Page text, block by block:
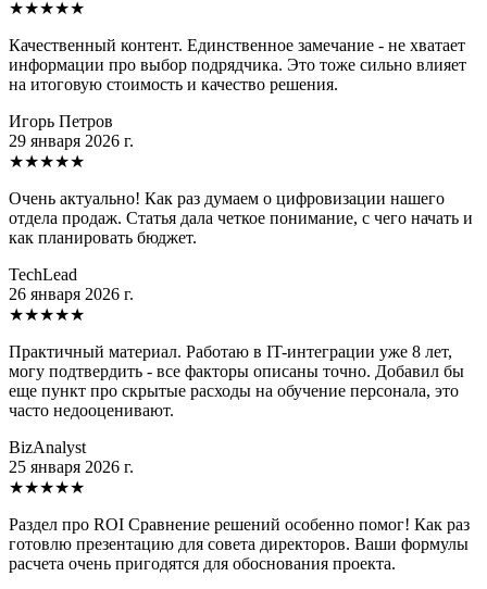
★★★★★
Качественный контент. Единственное замечание - не хватает
информации про выбор подрядчика. Это тоже сильно влияет
на итоговую стоимость и качество решения.
Игорь Петров
29 января 2026 г.
★★★★★
Очень актуально! Как раз думаем о цифровизации нашего
отдела продаж. Статья дала четкое понимание, с чего начать и
как планировать бюджет.
TechLead
26 января 2026 г.
★★★★★
Практичный материал. Работаю в IT-интеграции уже 8 лет,
могу подтвердить - все факторы описаны точно. Добавил бы
еще пункт про скрытые расходы на обучение персонала, это
часто недооценивают.
BizAnalyst
25 января 2026 г.
★★★★★
Раздел про ROI Сравнение решений особенно помог! Как раз
готовлю презентацию для совета директоров. Ваши формулы
расчета очень пригодятся для обоснования проекта.